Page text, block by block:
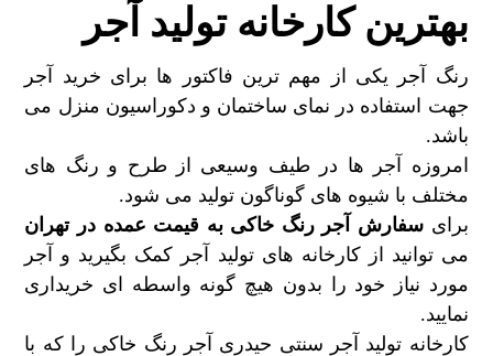
بهترین کارخانه تولید آجر
رنگ آجر یکی از مهم ترین فاکتور ها برای خرید آجر
جهت استفاده در نمای ساختمان و دکوراسیون منزل می
باشد.
امروزه آجر ها در طیف وسیعی از طرح و رنگ های
مختلف با شیوه های گوناگون تولید می شود.
برای سفارش آجر رنگ خاکی به قیمت عمده در تهران
می توانید از کارخانه های تولید آجر کمک بگیرید و آجر
مورد نیاز خود را بدون هیچ گونه واسطه ای خریداری
نمایید.
کارخانه تولید آجر سنتی حیدری آجر‌ رنگ خاکی را که با